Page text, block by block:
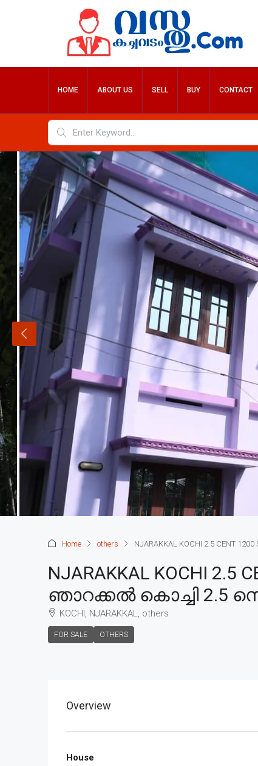
HOME ABOUT US SELL BUY CONTACT
Home others NJARAKKAL KOCHI 2.5 CENT
NJARAKKAL KOCHI 2.5
ഞാറക്കൽ കൊച്ചി 2.5
KOCHI, NJARAKKAL, others
FOR SALE OTHERS
Overview
House